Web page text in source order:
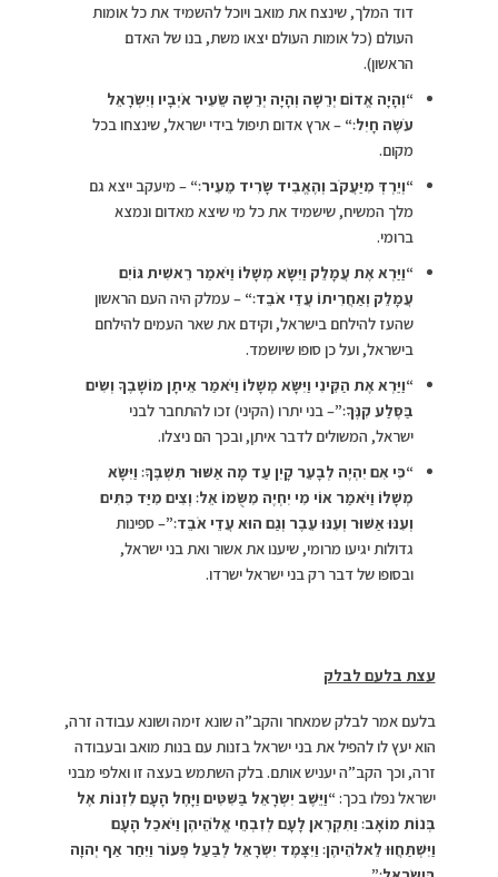
דוד המלך, שינצח את מואב ויוכל להשמיד את כל אומות
העולם (כל אומות העולם יצאו משת, בנו של האדם
הראשון).
“וְהָיָה אֱדוֹם יְרֵשָׁה וְהָיָה יְרֵשָׁה שֵׂעִיר אֹיְבָיו וְיִשְׂרָאֵל
עֹשֶׂה חָיִל׃“ – ארץ אדום תיפול בידי ישראל, שינצחו בכל
מקום.
“וְיֵרְדְּ מִיַּעֲקֹב וְהֶאֱבִיד שָׂרִיד מֵעִיר׃“ – מיעקב ייצא גם
מלך המשיח, שישמיד את כל מי שיצא מאדום ונמצא
ברומי.
“וַיַּרְא אֶת עֲמָלֵק וַיִּשָּׂא מְשָׁלוֹ וַיֹּאמַר רֵאשִׁית גּוֹיִם
עֲמָלֵק וְאַחֲרִיתוֹ עֲדֵי אֹבֵד׃“ – עמלק היה העם הראשון
שהעז להילחם בישראל, וקידם את שאר העמים להילחם
בישראל, ועל כן סופו שיושמד.
“וַיַּרְא אֶת הַקֵּינִי וַיִּשָּׂא מְשָׁלוֹ וַיֹּאמַר אֵיתָן מוֹשָׁבֶךָ וְשִׂים
בַּסֶּלַע קִנֶּךָ׃”– בני יתרו (הקיני) זכו להתחבר לבני
ישראל, המשולים לדבר איתן, ובכך הם ניצלו.
“כִּי אִם יִהְיֶה לְבָעֵר קָיִן עַד מָה אַשּׁוּר תִּשְׁבֶּךָּ׃ וַיִּשָּׂא
מְשָׁלוֹ וַיֹּאמַר אוֹי מִי יִחְיֶה מִשֻּׂמוֹ אֵל׃ וְצִים מִיַּד כִּתִּים
וְעִנּוּ אַשּׁוּר וְעִנּוּ עֵבֶר וְגַם הוּא עֲדֵי אֹבֵד׃”– ספינות
גדולות יגיעו מרומי, שיענו את אשור ואת בני ישראל,
ובסופו של דבר רק בני ישראל ישרדו.
עצת בלעם לבלק
בלעם אמר לבלק שמאחר והקב”ה שונא זימה ושונא עבודה זרה,
הוא יעץ לו להפיל את בני ישראל בזנות עם בנות מואב ובעבודה
זרה, וכך הקב”ה יעניש אותם. בלק השתמש בעצה זו ואלפי מבני
ישראל נפלו בכך:“וַיֵּשֶׁב יִשְׂרָאֵל בַּשִּׁטִּים וַיָּחֶל הָעָם לִזְנוֹת אֶל
בְּנוֹת מוֹאָב׃ וַתִּקְרֶאןָ לָעָם לְזִבְחֵי אֱלֹהֵיהֶן וַיֹּאכַל הָעָם
וַיִּשְׁתַּחֲוּוּ לֵאלֹהֵיהֶן׃ וַיִּצָּמֶד יִשְׂרָאֵל לְבַעַל פְּעוֹר וַיִּחַר אַף יְהוָה